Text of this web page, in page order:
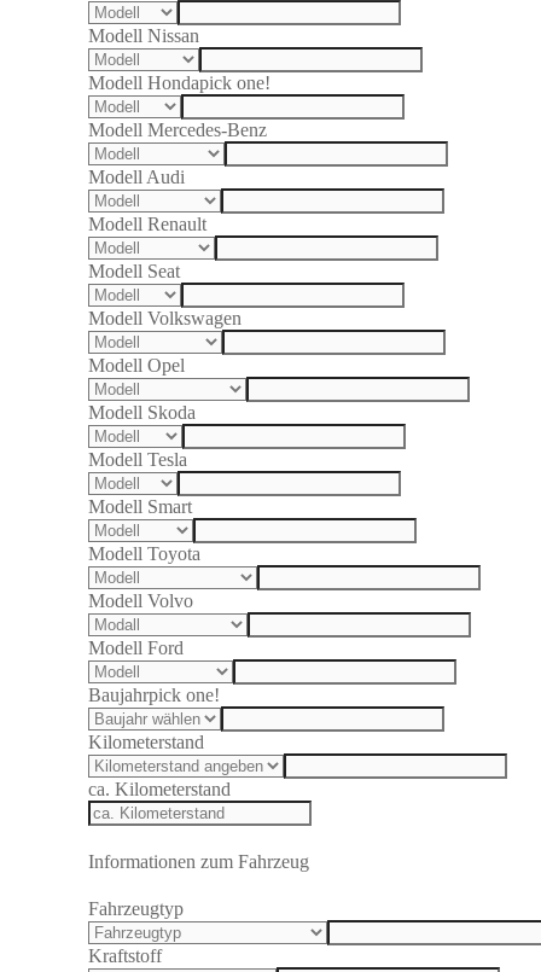
Modell Nissan
Modell Hondapick one!
Modell Mercedes-Benz
Modell Audi
Modell Renault
Modell Seat
Modell Volkswagen
Modell Opel
Modell Skoda
Modell Tesla
Modell Smart
Modell Toyota
Modell Volvo
Modell Ford
Baujahrpick one!
Kilometerstand
ca. Kilometerstand
Informationen zum Fahrzeug
Fahrzeugtyp
Kraftstoff